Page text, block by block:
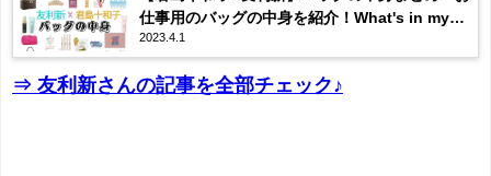
仕事用のバッグの中身を紹介！What's in my
bag」
2023.4.1
⇒ 友利新さんの記事を全部チェック♪